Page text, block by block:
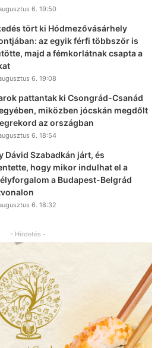
6. 19:50
tört ki Hódmezővásárhely
az egyik férfi többször is
majd a fémkorlátnak csapta a
6. 19:08
pattantak ki Csongrád-Csanád
miközben jócskán megdőlt
az országban
6. 18:54
Dávid Szabadkán járt, és
hogy mikor indulhat el a
a Budapest-Belgrád
6. 18:32
- Hirdetés -